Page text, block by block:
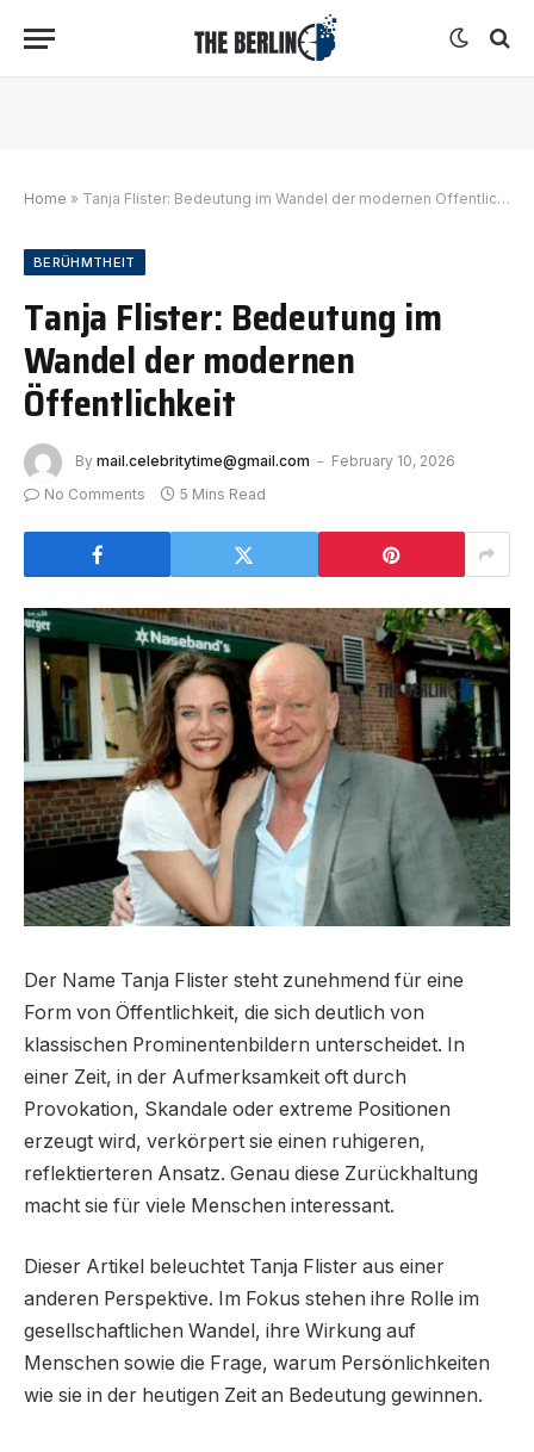
Home » Tanja Flister: Bedeutung im Wandel der modernen Öffentlichkeit
BERÜHMTHEIT
Tanja Flister: Bedeutung im
Wandel der modernen
Öffentlichkeit
By mail.celebritytime@gmail.com
February 10, 2026
No Comments
5 Mins Read
Der Name Tanja Flister steht zunehmend für eine
Form von Öffentlichkeit, die sich deutlich von
klassischen Prominentenbildern unterscheidet. In
einer Zeit, in der Aufmerksamkeit oft durch
Provokation, Skandale oder extreme Positionen
erzeugt wird, verkörpert sie einen ruhigeren,
reflektierteren Ansatz. Genau diese Zurückhaltung
macht sie für viele Menschen interessant.
Dieser Artikel beleuchtet Tanja Flister aus einer
anderen Perspektive. Im Fokus stehen ihre Rolle im
gesellschaftlichen Wandel, ihre Wirkung auf
Menschen sowie die Frage, warum Persönlichkeiten
wie sie in der heutigen Zeit an Bedeutung gewinnen.